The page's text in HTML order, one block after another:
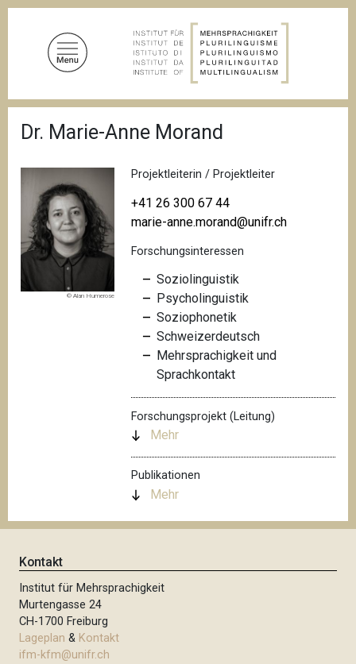
D
f
a
n
v
i
g
a
t
Dr. Marie-Anne Morand
© Alan Humerose
Projektleiterin / Projektleiter
+41 26 300 67 44
marie-anne.morand@unifr.ch
Forschungsinteressen
Soziolinguistik
Psycholinguistik
Soziophonetik
Schweizerdeutsch
Mehrsprachigkeit und
Sprachkontakt
Forschungsprojekt (Leitung)
Mehr
Publikationen
Mehr
Kontakt
Institut für Mehrsprachigkeit
Murtengasse 24
CH-1700 Freiburg
Lageplan & Kontakt
ifm-kfm@unifr.ch